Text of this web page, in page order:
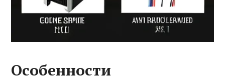
Особенности